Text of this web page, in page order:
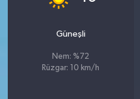
Güneşli
Nem: %72
Rüzgar: 10 km/h